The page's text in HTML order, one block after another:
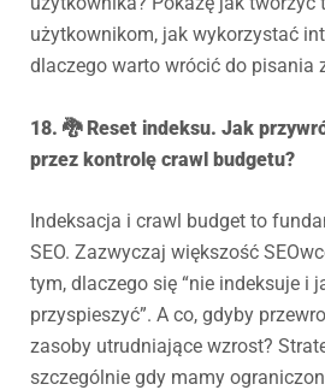
użytkownikom, jak wykorzystać
dlaczego warto wrócić do pisania
18. 🐉 Reset indeksu. Jak
przez kontrolę crawl budgetu?
Indeksacja i crawl budget to
SEO. Zazwyczaj większość
tym, dlaczego się “nie indeksuje i
przyspieszyć”. A co, gdyby
zasoby utrudniające wzrost?
szczególnie gdy mamy